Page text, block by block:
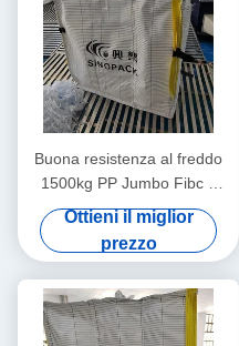
Buona resistenza al freddo
1500kg PP Jumbo Fibc 4
Loops Un Certificato
Sacchetti per il trasporto di
merci pesanti
Ottieni il miglior
prezzo